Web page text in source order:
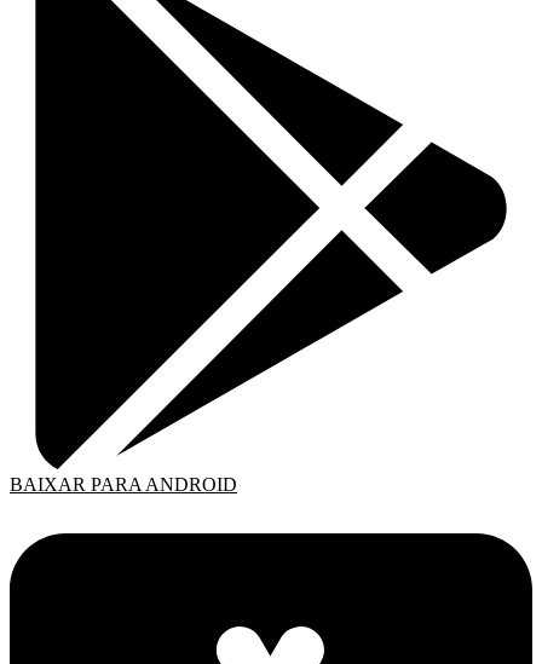
BAIXAR PARA ANDROID